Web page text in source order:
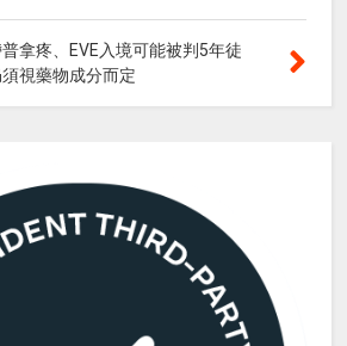
普拿疼、EVE入境可能被判5年徒
視藥物成分而定